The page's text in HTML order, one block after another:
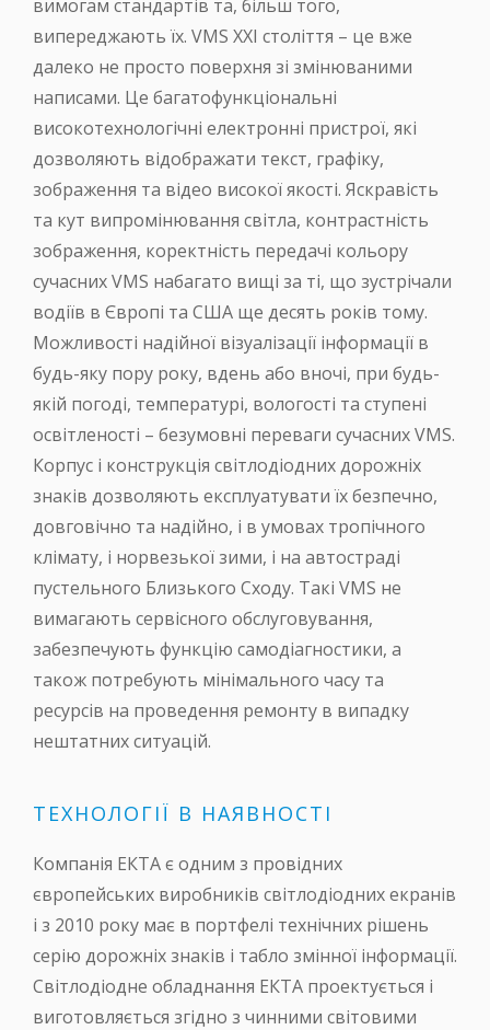
вимогам стандартів та, більш того,
випереджають їх. VMS XXI століття – це вже
далеко не просто поверхня зі змінюваними
написами. Це багатофункціональні
високотехнологічні електронні пристрої, які
дозволяють відображати текст, графіку,
зображення та відео високої якості. Яскравість
та кут випромінювання світла, контрастність
зображення, коректність передачі кольору
сучасних VMS набагато вищі за ті, що зустрічали
водіїв в Європі та США ще десять років тому.
Можливості надійної візуалізації інформації в
будь-яку пору року, вдень або вночі, при будь-
якій погоді, температурі, вологості та ступені
освітленості – безумовні переваги сучасних VMS.
Корпус і конструкція світлодіодних дорожніх
знаків дозволяють експлуатувати їх безпечно,
довговічно та надійно, і в умовах тропічного
клімату, і норвезької зими, і на автостраді
пустельного Близького Сходу. Такі VMS не
вимагають сервісного обслуговування,
забезпечують функцію самодіагностики, а
також потребують мінімального часу та
ресурсів на проведення ремонту в випадку
нештатних ситуацій.
ТЕХНОЛОГІЇ В НАЯВНОСТІ
Компанія ЕКТА є одним з провідних
європейських виробників світлодіодних екранів
і з 2010 року має в портфелі технічних рішень
серію дорожніх знаків і табло змінної інформації.
Світлодіодне обладнання ЕКТА проектується і
виготовляється згідно з чинними світовими